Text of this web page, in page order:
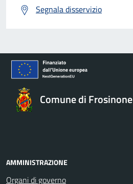
Segnala disservizio
Comune di Frosinone
AMMINISTRAZIONE
Organi di governo